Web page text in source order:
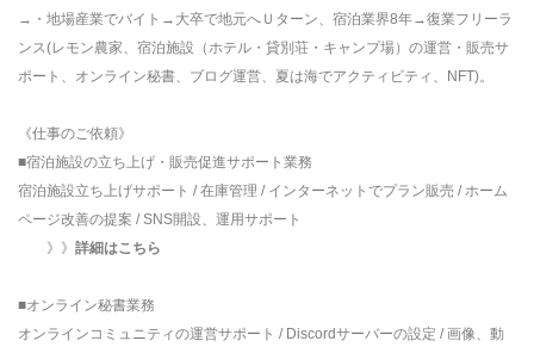
→・地場産業でバイト→大卒で地元へＵターン、宿泊業界8年→復業フリーラ
ンス(レモン農家、宿泊施設（ホテル・貸別荘・キャンプ場）の運営・販売サ
ポート、オンライン秘書、ブログ運営、夏は海でアクティビティ、NFT)。
《仕事のご依頼》
■宿泊施設の立ち上げ・販売促進サポート業務
宿泊施設立ち上げサポート / 在庫管理 / インターネットでプラン販売 / ホーム
ページ改善の提案 / SNS開設、運用サポート
》》 詳細はこちら
■オンライン秘書業務
オンラインコミュニティの運営サポート / Discordサーバーの設定 / 画像、動